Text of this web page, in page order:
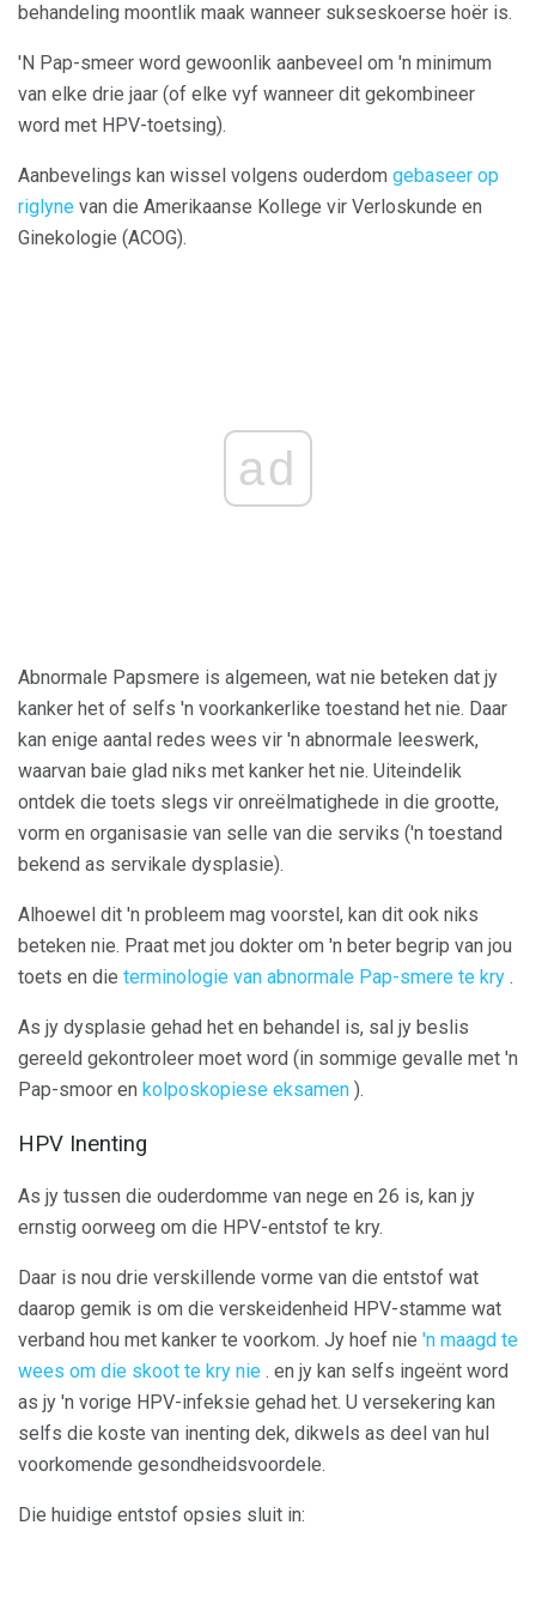
behandeling moontlik maak wanneer sukseskoerse hoër is.
'N Pap-smeer word gewoonlik aanbeveel om 'n minimum
van elke drie jaar (of elke vyf wanneer dit gekombineer
word met HPV-toetsing).
Aanbevelings kan wissel volgens ouderdom gebaseer op
riglyne van die Amerikaanse Kollege vir Verloskunde en
Ginekologie (ACOG).
ad
Abnormale Papsmere is algemeen, wat nie beteken dat jy
kanker het of selfs 'n voorkankerlike toestand het nie. Daar
kan enige aantal redes wees vir 'n abnormale leeswerk,
waarvan baie glad niks met kanker het nie. Uiteindelik
ontdek die toets slegs vir onreëlmatighede in die grootte,
vorm en organisasie van selle van die serviks ('n toestand
bekend as servikale dysplasie).
Alhoewel dit 'n probleem mag voorstel, kan dit ook niks
beteken nie. Praat met jou dokter om 'n beter begrip van jou
toets en die terminologie van abnormale Pap-smere te kry .
As jy dysplasie gehad het en behandel is, sal jy beslis
gereeld gekontroleer moet word (in sommige gevalle met 'n
Pap-smoor en kolposkopiese eksamen ).
HPV Inenting
As jy tussen die ouderdomme van nege en 26 is, kan jy
ernstig oorweeg om die HPV-entstof te kry.
Daar is nou drie verskillende vorme van die entstof wat
daarop gemik is om die verskeidenheid HPV-stamme wat
verband hou met kanker te voorkom. Jy hoef nie 'n maagd te
wees om die skoot te kry nie . en jy kan selfs ingeënt word
as jy 'n vorige HPV-infeksie gehad het. U versekering kan
selfs die koste van inenting dek, dikwels as deel van hul
voorkomende gesondheidsvoordele.
Die huidige entstof opsies sluit in: